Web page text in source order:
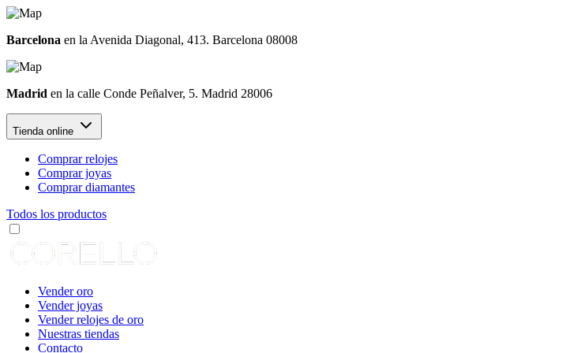
Barcelona en la Avenida Diagonal, 413. Barcelona 08008
Madrid en la calle Conde Peñalver, 5. Madrid 28006
Tienda online
Comprar relojes
Comprar joyas
Comprar diamantes
Todos los productos
Vender oro
Vender joyas
Vender relojes de oro
Nuestras tiendas
Contacto